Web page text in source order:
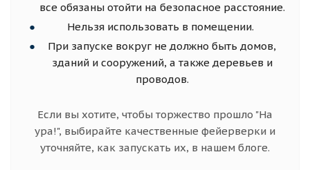
все обязаны отойти на безопасное расстояние.
Нельзя использовать в помещении.
При запуске вокруг не должно быть домов,
зданий и сооружений, а также деревьев и
проводов.
Если вы хотите, чтобы торжество прошло "На
ура!", выбирайте качественные фейерверки и
уточняйте, как запускать их, в нашем блоге.